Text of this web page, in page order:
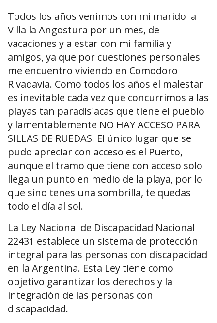
Todos los años venimos con mi marido a
Villa la Angostura por un mes, de
vacaciones y a estar con mi familia y
amigos, ya que por cuestiones personales
me encuentro viviendo en Comodoro
Rivadavia. Como todos los años el malestar
es inevitable cada vez que concurrimos a las
playas tan paradisíacas que tiene el pueblo
y lamentablemente NO HAY ACCESO PARA
SILLAS DE RUEDAS. El único lugar que se
pudo apreciar con acceso es el Puerto,
aunque el tramo que tiene con acceso solo
llega un punto en medio de la playa, por lo
que sino tenes una sombrilla, te quedas
todo el día al sol.
La Ley Nacional de Discapacidad Nacional
22431 establece un sistema de protección
integral para las personas con discapacidad
en la Argentina. Esta Ley tiene como
objetivo garantizar los derechos y la
integración de las personas con
discapacidad.